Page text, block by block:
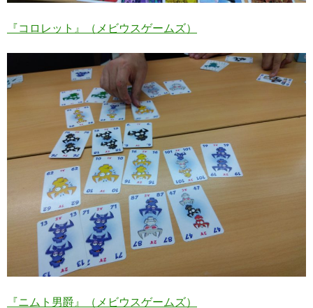
『コロレット』（メビウスゲームズ）
『ニムト男爵』（メビウスゲームズ）